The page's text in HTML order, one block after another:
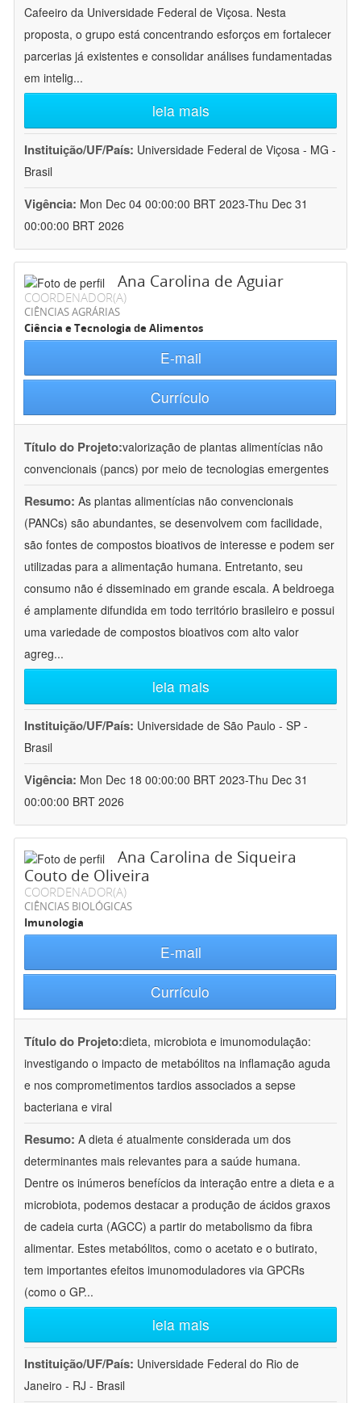
Cafeeiro da Universidade Federal de Viçosa. Nesta
proposta, o grupo está concentrando esforços em fortalecer
parcerias já existentes e consolidar análises fundamentadas
em intelig...
leia mais
Instituição/UF/País: Universidade Federal de Viçosa - MG -
Brasil
Vigência: Mon Dec 04 00:00:00 BRT 2023-Thu Dec 31
00:00:00 BRT 2026
Ana Carolina de Aguiar
COORDENADOR(A)
CIÊNCIAS AGRÁRIAS
Ciência e Tecnologia de Alimentos
E-mail
Currículo
Título do Projeto:valorização de plantas alimentícias não
convencionais (pancs) por meio de tecnologias emergentes
Resumo: As plantas alimentícias não convencionais
(PANCs) são abundantes, se desenvolvem com facilidade,
são fontes de compostos bioativos de interesse e podem ser
utilizadas para a alimentação humana. Entretanto, seu
consumo não é disseminado em grande escala. A beldroega
é amplamente difundida em todo território brasileiro e possui
uma variedade de compostos bioativos com alto valor
agreg...
leia mais
Instituição/UF/País: Universidade de São Paulo - SP -
Brasil
Vigência: Mon Dec 18 00:00:00 BRT 2023-Thu Dec 31
00:00:00 BRT 2026
Ana Carolina de Siqueira
Couto de Oliveira
COORDENADOR(A)
CIÊNCIAS BIOLÓGICAS
Imunologia
E-mail
Currículo
Título do Projeto:dieta, microbiota e imunomodulação:
investigando o impacto de metabólitos na inflamação aguda
e nos comprometimentos tardios associados a sepse
bacteriana e viral
Resumo: A dieta é atualmente considerada um dos
determinantes mais relevantes para a saúde humana.
Dentre os inúmeros benefícios da interação entre a dieta e a
microbiota, podemos destacar a produção de ácidos graxos
de cadeia curta (AGCC) a partir do metabolismo da fibra
alimentar. Estes metabólitos, como o acetato e o butirato,
tem importantes efeitos imunomoduladores via GPCRs
(como o GP...
leia mais
Instituição/UF/País: Universidade Federal do Rio de
Janeiro - RJ - Brasil